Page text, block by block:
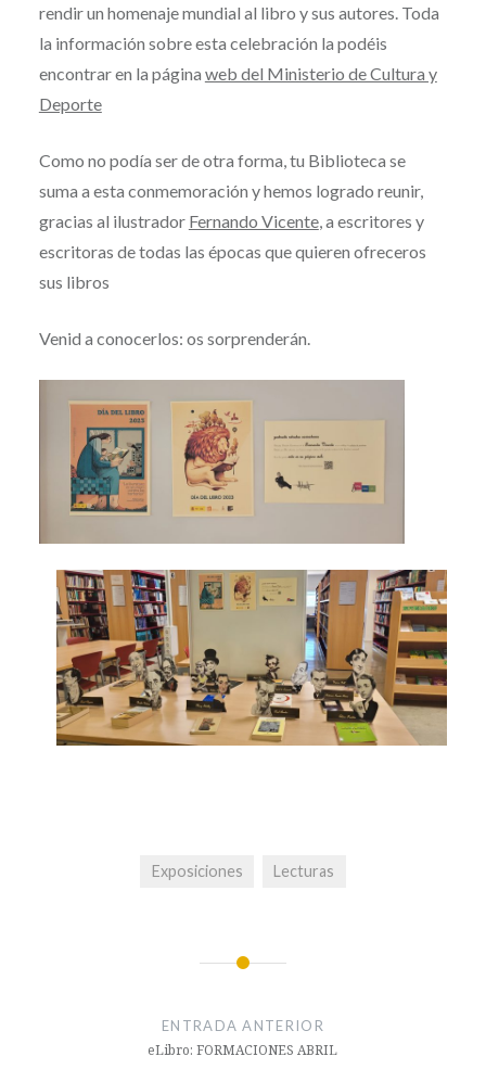
rendir un homenaje mundial al libro y sus autores. Toda
la información sobre esta celebración la podéis
encontrar en la página web del Ministerio de Cultura y
Deporte
Como no podía ser de otra forma, tu Biblioteca se
suma a esta conmemoración y hemos logrado reunir,
gracias al ilustrador Fernando Vicente, a escritores y
escritoras de todas las épocas que quieren ofreceros
sus libros
Venid a conocerlos: os sorprenderán.
Exposiciones Lecturas
ENTRADA ANTERIOR
eLibro: FORMACIONES ABRIL